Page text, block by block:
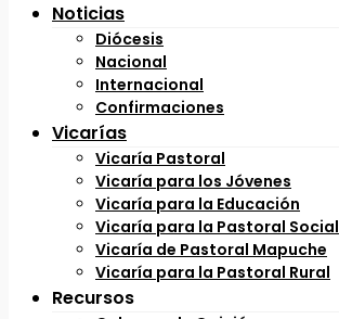
Noticias
Diócesis
Nacional
Internacional
Confirmaciones
Vicarías
Vicaría Pastoral
Vicaría para los Jóvenes
Vicaría para la Educación
Vicaría para la Pastoral Social
Vicaría de Pastoral Mapuche
Vicaría para la Pastoral Rural
Recursos